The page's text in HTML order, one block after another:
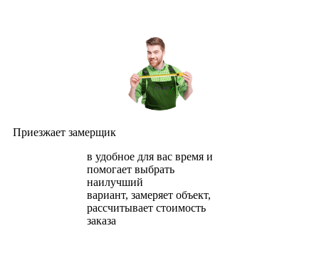
Приезжает замерщик
в удобное для вас время и
помогает выбрать
наилучший
вариант, замеряет объект,
рассчитывает стоимость
заказа